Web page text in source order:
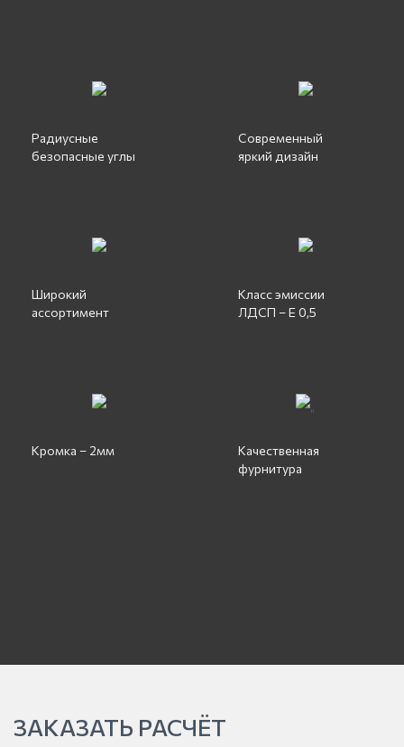
Радиусные
безопасные углы
Современный
яркий дизайн
Широкий
ассортимент
Класс эмиссии
ЛДСП – Е 0,5
Кромка – 2мм
"
Качественная
фурнитура
ЗАКАЗАТЬ РАСЧЁТ